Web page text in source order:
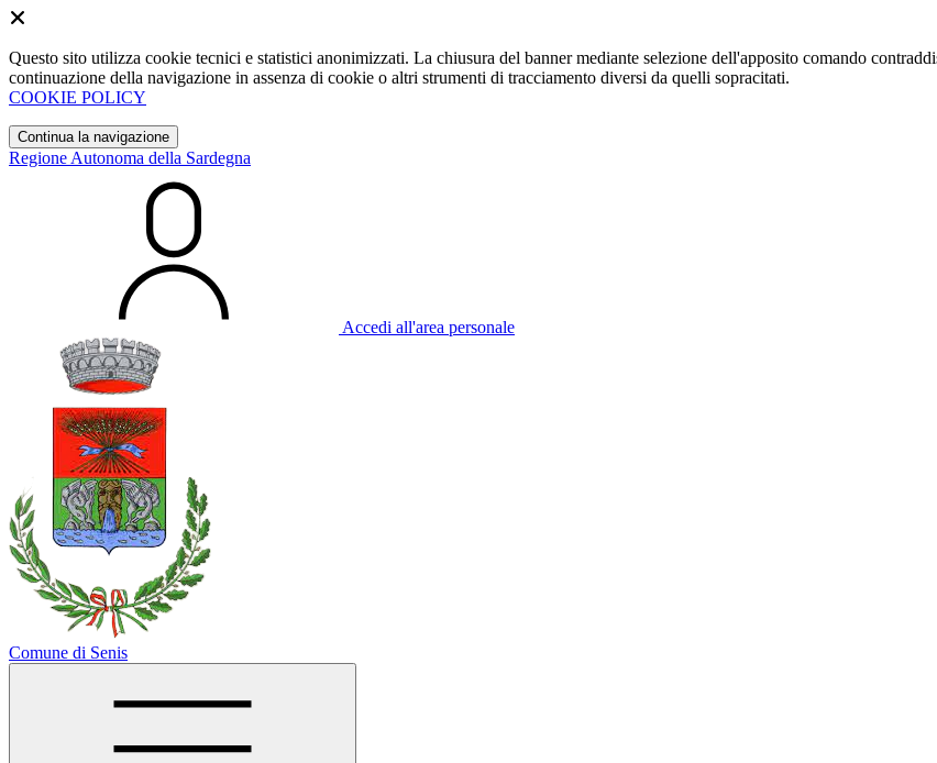
Questo sito utilizza cookie tecnici e statistici anonimizzati. La chiusura del banner mediante selezione dell'apposito comando
continuazione della navigazione in assenza di cookie o altri strumenti di tracciamento diversi da quelli sopracitati.
COOKIE POLICY
Continua la navigazione
Regione Autonoma della Sardegna
Accedi all'area personale
Comune di Senis